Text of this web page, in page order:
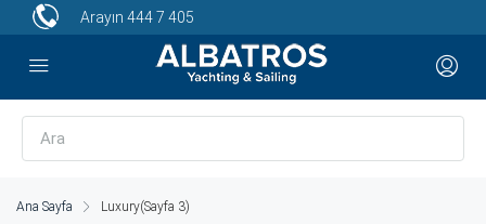
Arayın 444 7 405
Ana Sayfa Luxury(Sayfa 3)